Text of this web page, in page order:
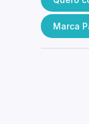
Marca